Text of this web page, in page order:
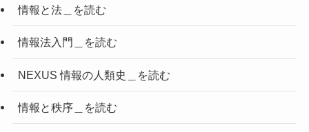
情報と法＿を読む
情報法入門＿を読む
NEXUS 情報の人類史＿を読む
情報と秩序＿を読む